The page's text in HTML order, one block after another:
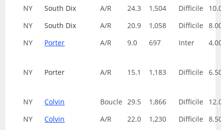
NY
South Dix A/R 24.3 1,504 Difficile
NY
South Dix A/R 20.9 1,058 Difficile
NY
Porter A/R 9.0 697 Inter
NY Porter A/R 15.1 1,183 Difficile
NY Colvin Boucle 29.5 1,866 Difficile
NY
Colvin A/R 22.0 1,230 Difficile